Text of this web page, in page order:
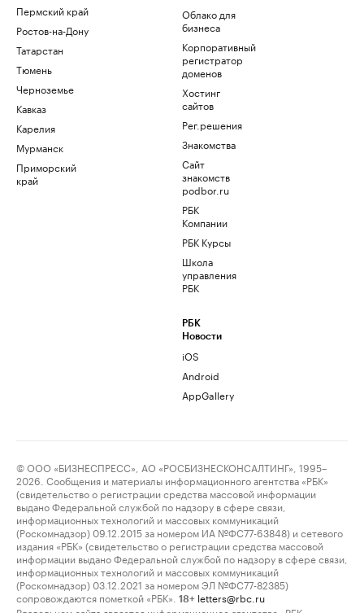
Пермский край
Ростов-на-Дону
Татарстан
Тюмень
Черноземье
Кавказ
Карелия
Мурманск
Приморский
край
Облако для
бизнеса
Корпоративный
регистратор
доменов
Хостинг
сайтов
Рег.решения
Знакомства
Сайт
знакомств
podbor.ru
РБК
Компании
РБК Курсы
Школа
управления
РБК
РБК
Новости
iOS
Android
AppGallery
© ООО «БИЗНЕСПРЕСС», АО «РОСБИЗНЕСКОНСАЛТИНГ», 1995–
2026. Сообщения и материалы информационного агентства «РБК»
(свидетельство о регистрации средства массовой информации
выдано Федеральной службой по надзору в сфере связи,
информационных технологий и массовых коммуникаций
(Роскомнадзор) 09.12.2015 за номером ИА №ФС77-63848) и сетевого
издания «РБК» (свидетельство о регистрации средства массовой
информации выдано Федеральной службой по надзору в сфере связи,
информационных технологий и массовых коммуникаций
(Роскомнадзор) 03.12.2021 за номером ЭЛ №ФС77-82385)
сопровождаются пометкой «РБК».
18+ letters@rbc.ru